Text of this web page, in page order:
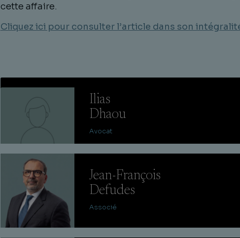
cette affaire.
Cliquez ici pour consulter l’article dans son
Ilias
Dhaou
Avocat
Jean-François
Defudes
Associé